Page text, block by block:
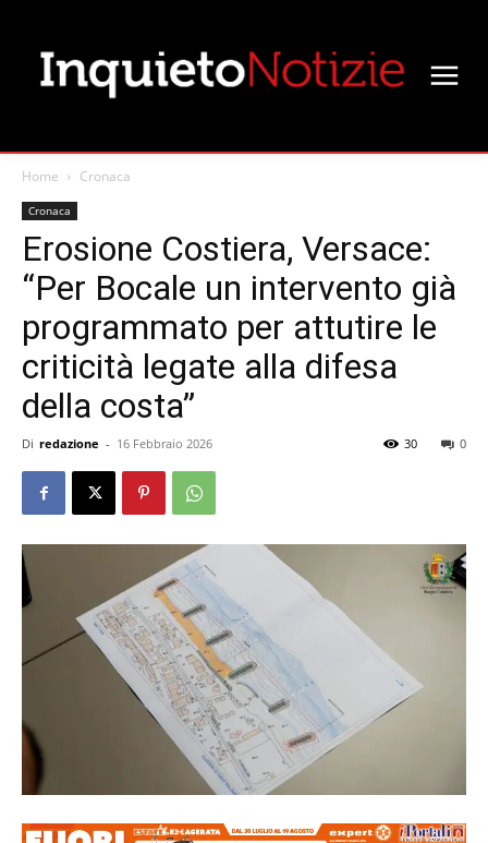
Home Cronaca
Cronaca
Erosione Costiera, Versace:
“Per Bocale un intervento già
programmato per attutire le
criticità legate alla difesa
della costa”
Di redazione - 16 Febbraio 2026 0
30